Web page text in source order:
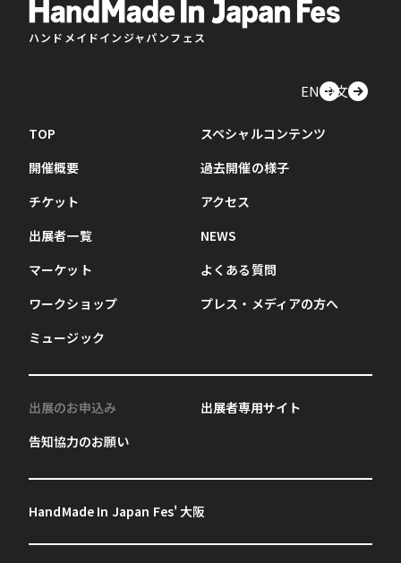
ハンドメイドインジャパンフェス
EN中文
TOP
開催概要
チケット
出展者一覧
マーケット
ワークショップ
ミュージック
スペシャルコンテンツ
過去開催の様子
アクセス
NEWS
よくある質問
プレス・メディアの方へ
出展のお申込み
告知協力のお願い
出展者専用サイト
HandMade In Japan Fes' 大阪